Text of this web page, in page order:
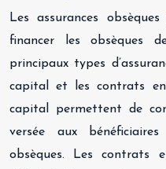
Les assurances
financer les obsèques
principaux types
capital et les contrats
capital permettent de
versée aux
obsèques. Les contrats